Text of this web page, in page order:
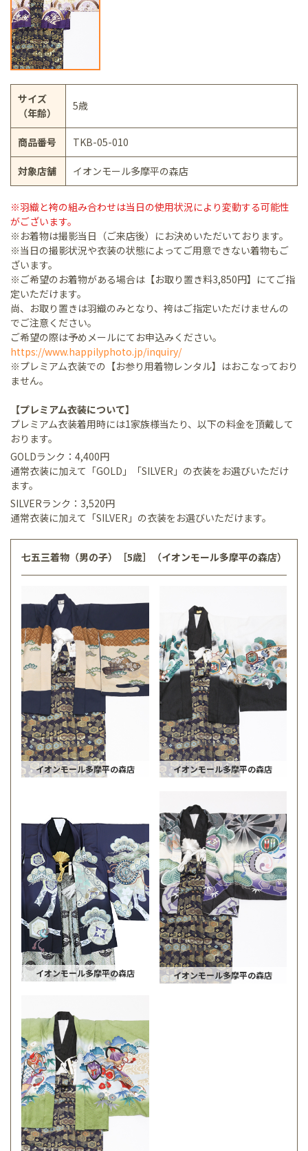
サイズ
（年齢）
5歳
商品番号 TKB-05-010
対象店舗 イオンモール多摩平の森店
※羽織と袴の組み合わせは当日の使用状況により変動する可能性
がございます。
※お着物は撮影当日（ご来店後）にお決めいただいております。
※当日の撮影状況や衣装の状態によってご用意できない着物もご
ざいます。
※ご希望のお着物がある場合は【お取り置き料3,850円】にてご指
定いただけます。
尚、お取り置きは羽織のみとなり、袴はご指定いただけませんの
でご注意ください。
ご希望の際は予めメールにてお申込みください。
https://www.happilyphoto.jp/inquiry/
※プレミアム衣装での【お参り用着物レンタル】はおこなっており
ません。
【プレミアム衣装について】
プレミアム衣装着用時には1家族様当たり、以下の料金を頂戴して
おります。
GOLDランク：4,400円
通常衣装に加えて「GOLD」「SILVER」の衣装をお選びいただけ
ます。
SILVERランク：3,520円
通常衣装に加えて「SILVER」の衣装をお選びいただけます。
七五三着物（男の子）［5歳］（イオンモール多摩平の森店）
イオンモール多摩平の森店 イオンモール多摩平の森店
イオンモール多摩平の森店 イオンモール多摩平の森店